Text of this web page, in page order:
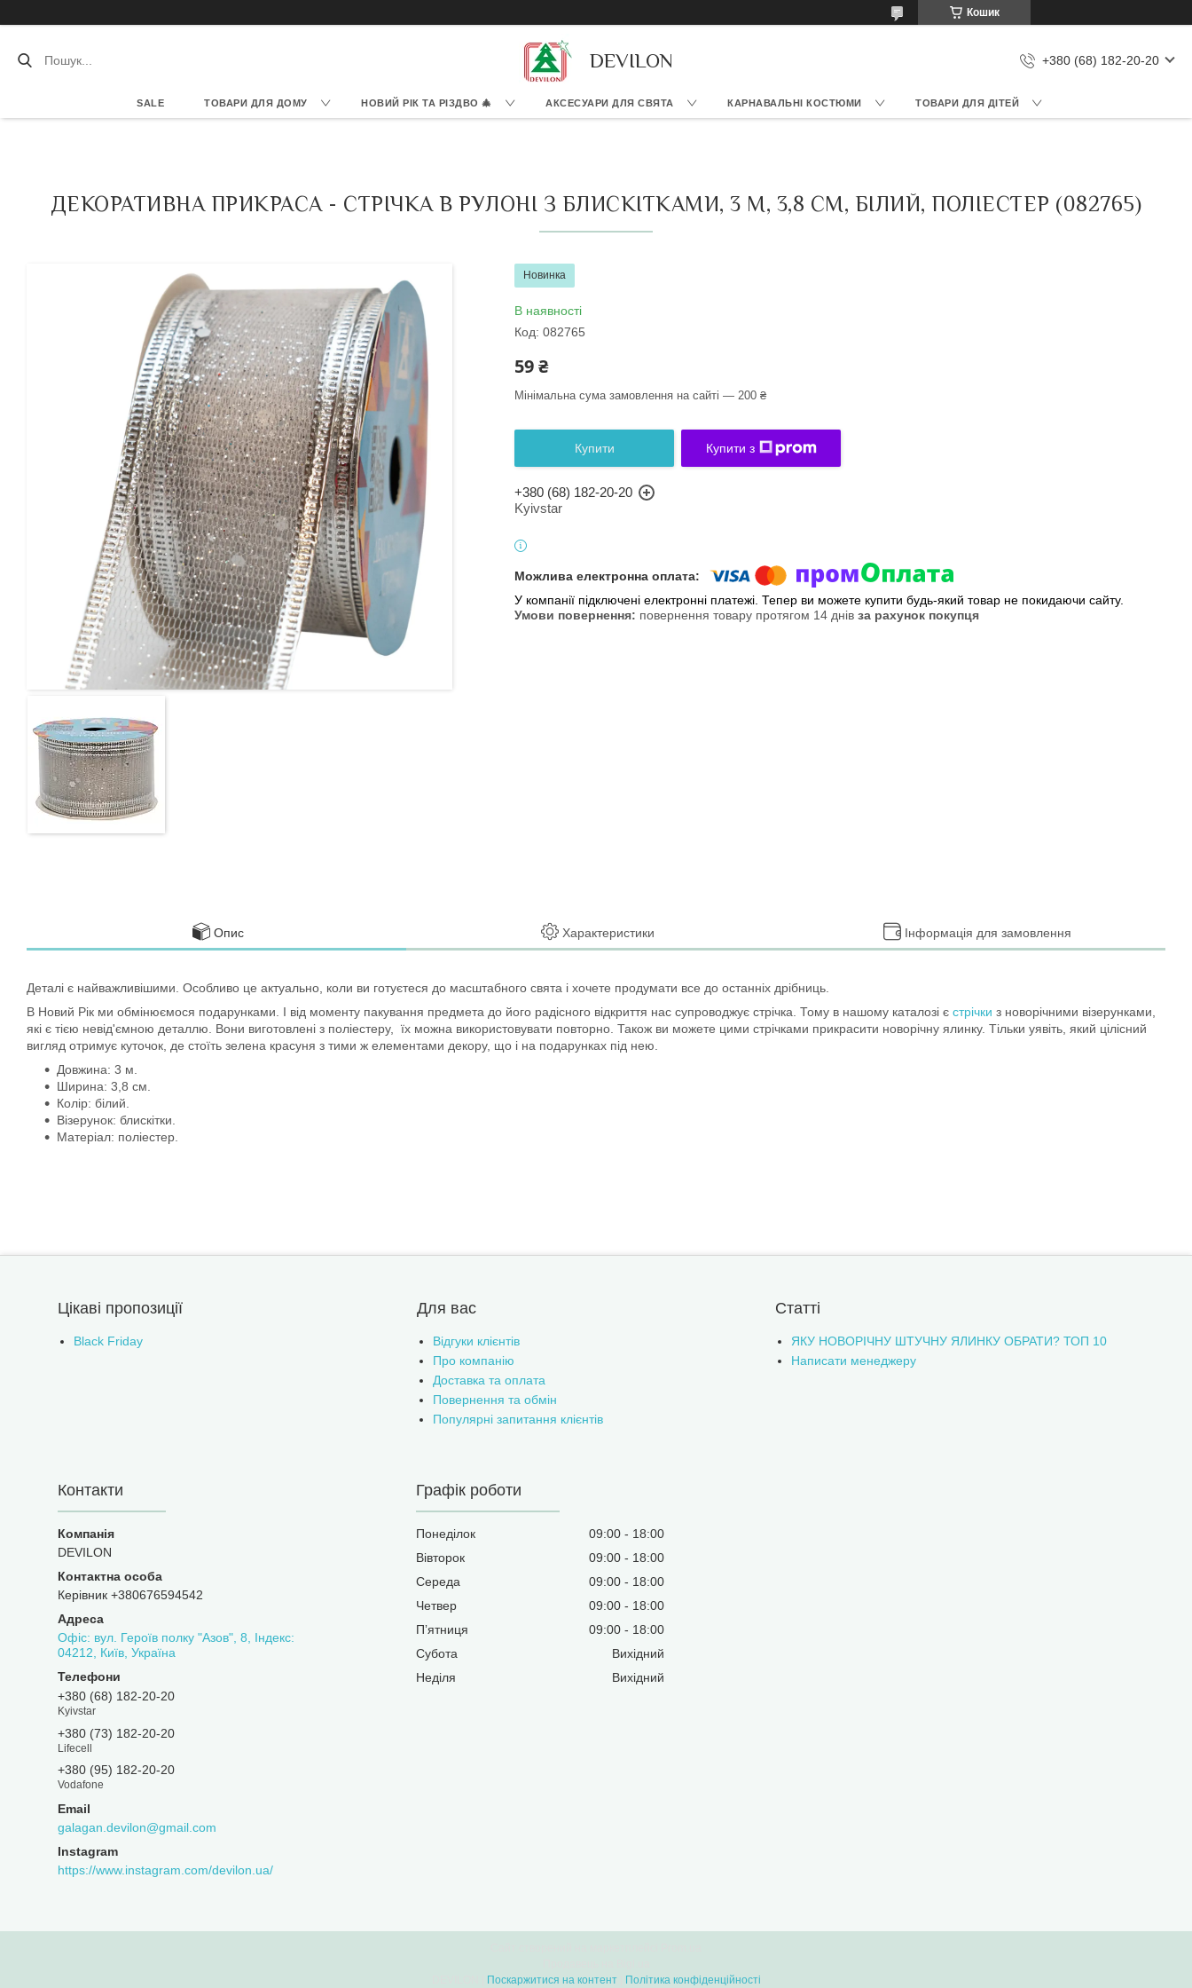
Кошик
DEVILON +380 (68) 182-20-20
SALE ТОВАРИ ДЛЯ ДОМУ НОВИЙ РІК ТА РІЗДВО 🎄 АКСЕСУАРИ ДЛЯ СВЯТА КАРНАВАЛЬНІ КОСТЮМИ ТОВАРИ ДЛЯ ДІТЕЙ
ДЕКОРАТИВНА ПРИКРАСА - СТРІЧКА В РУЛОНІ З БЛИСКІТКАМИ, 3 М, 3,8 СМ, БІЛИЙ, ПОЛІЕСТЕР (082765)
Новинка
В наявності
Код: 082765
59 ₴
Мінімальна сума замовлення на сайті — 200 ₴
Купити Купити з
+380 (68) 182-20-20
Kyivstar
У компанії підключені електронні платежі. Тепер ви можете купити будь-який товар не покидаючи сайту.
повернення товару протягом 14 днів за рахунок покупця
Опис Характеристики Інформація для замовлення
Деталі є найважливішими. Особливо це актуально, коли ви готуєтеся до масштабного свята і хочете продумати все до останніх дрібниць.
В Новий Рік ми обмінюємося подарунками. І від моменту пакування предмета до його радісного відкриття нас супроводжує стрічка. Тому в нашому каталозі є стрічки з новорічними візерунками,
які є тією невід'ємною деталлю. Вони виготовлені з поліестеру, їх можна використовувати повторно. Також ви можете цими стрічками прикрасити новорічну ялинку. Тільки уявіть, який цілісний
вигляд отримує куточок, де стоїть зелена красуня з тими ж елементами декору, що і на подарунках під нею.
Довжина: 3 м.
Ширина: 3,8 см.
Колір: білий.
Візерунок: блискітки.
Матеріал: поліестер.
Цікаві пропозиції
Black Friday
Для вас
Відгуки клієнтів
Про компанію
Доставка та оплата
Повернення та обмін
Популярні запитання клієнтів
Статті
ЯКУ НОВОРІЧНУ ШТУЧНУ ЯЛИНКУ ОБРАТИ? ТОП 10
Написати менеджеру
Контакти
DEVILON
Керівник +380676594542
Офіс: вул. Героїв полку "Азов", 8, Індекс:
04212, Київ, Україна
+380 (68) 182-20-20
Kyivstar
+380 (73) 182-20-20
Lifecell
+380 (95) 182-20-20
Vodafone
galagan.devilon@gmail.com
Instagram
https://www.instagram.com/devilon.ua/
Графік роботи
Понеділок 09:00
18:00
Вівторок
09:00
18:00
Середа
09:00
18:00
Четвер
09:00
18:00
Пʼятниця
09:00
18:00
Субота
Вихідний
Неділя
Вихідний
Поскаржитися на контент Політика конфіденційності